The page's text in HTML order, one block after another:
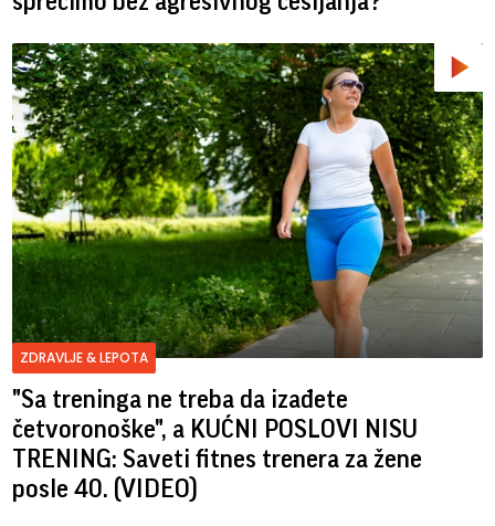
ZDRAVLJE & LEPOTA
"Sa treninga ne treba da izađete
četvoronoške", a KUĆNI POSLOVI NISU
TRENING: Saveti fitnes trenera za žene
posle 40. (VIDEO)